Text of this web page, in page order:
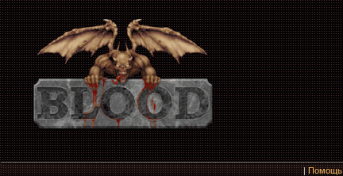
|Помощь